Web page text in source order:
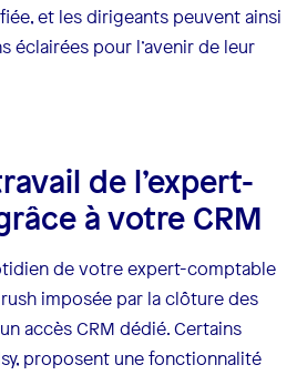
et les dirigeants peuvent ainsi
éclairées pour l’avenir de leur
de l’expert-
à votre CRM
de votre expert-comptable
imposée par la clôture des
accès CRM dédié. Certains
proposent une fonctionnalité